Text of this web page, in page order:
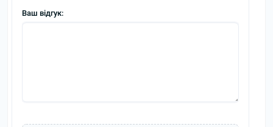
Ваш відгук: